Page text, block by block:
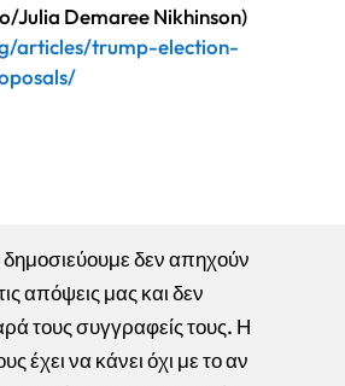
Julia Demaree Nikhinson)
articles/trump-election-
δεν απηχούν
απόψεις μας και δεν
τους συγγραφείς τους. Η
έχει να κάνει όχι με το αν